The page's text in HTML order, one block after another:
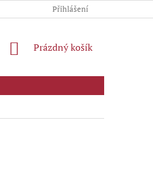
Přihlášení
NÁKUPNÍ
Prázdný košík